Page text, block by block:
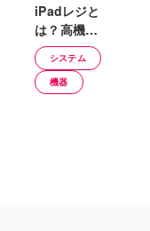
iPadレジと
は？高機能
で使いやす
いタブレッ
トPOSレジ
システム
機器